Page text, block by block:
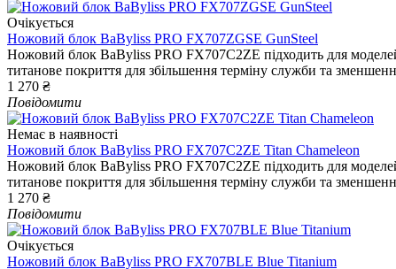
Очікується
Ножовий блок BaByliss PRO FX707ZGSE GunSteel
Ножовий блок BaByliss PRO FX707C2ZE підходить для
титанове покриття для збільшення терміну служби та
1 270 ₴
Повідомити
Немає в наявності
Ножовий блок BaByliss PRO FX707C2ZE Titan Chameleon
Ножовий блок BaByliss PRO FX707C2ZE підходить для
титанове покриття для збільшення терміну служби та
1 270 ₴
Повідомити
Очікується
Ножовий блок BaByliss PRO FX707BLE Blue Titanium